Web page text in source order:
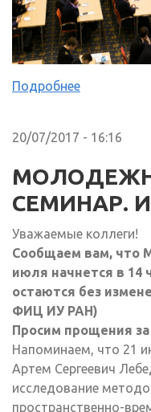
Подробнее
20/07/2017 - 16:16
СЕМИНАР.
Уважаемые коллеги!
Сообщаем вам, что
июля начнется в 14
остаются без
ФИЦ ИУ РАН)
Просим прощения
Напоминаем, что 21
Артем Сергеевич
исследование
пространственно-